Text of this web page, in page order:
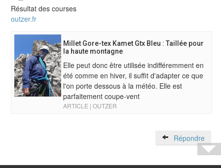
Résultat des courses
outzer.fr
Millet Gore-tex Kamet Gtx Bleu : Taillée pour
la haute montagne
Elle peut donc être utilisée indifféremment en
été comme en hiver, il suffit d'adapter ce que
l'on porte dessous à la météo. Elle est
parfaitement coupe-vent
ARTICLE | OUTZER
Répondre